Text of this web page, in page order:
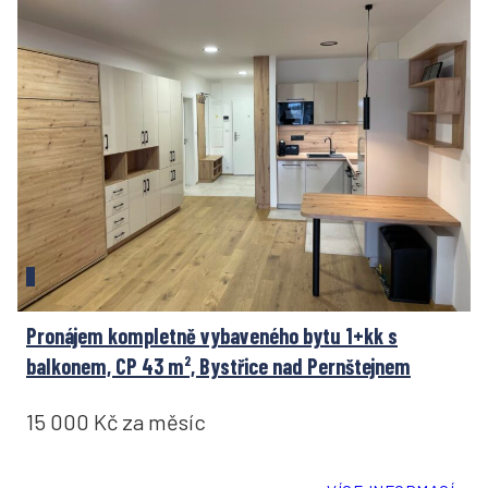
Pronájem kompletně vybaveného bytu 1+kk s
balkonem, CP 43 m², Bystřice nad Pernštejnem
15 000 Kč za měsíc